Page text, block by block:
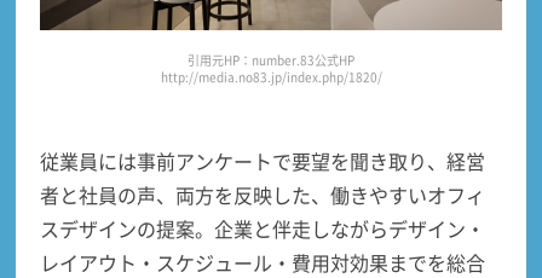
引用元HP：number.83公式HP
http://media.no83.jp/index.php/1820/
従業員には事前アンケートで要望を聞き取り、経営
者と社員の声、両方を反映した、働きやすいオフィ
スデザインの提案。企業と伴走しながらデザイン・
レイアウト・スケジュール・費用対効果までを総合